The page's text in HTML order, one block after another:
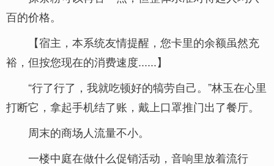
百的价格。
【宿主，本系统友情提醒，您卡里的余额虽然充
裕，但按您现在的消费速度......】
“行了行了，我就吃顿好的犒劳自己。”林玉在心里
打断它，拿起手机结了账，戴上口罩推门出了餐厅。
周末的商场人流量不小。
一楼中庭在做什么促销活动，音响里放着流行